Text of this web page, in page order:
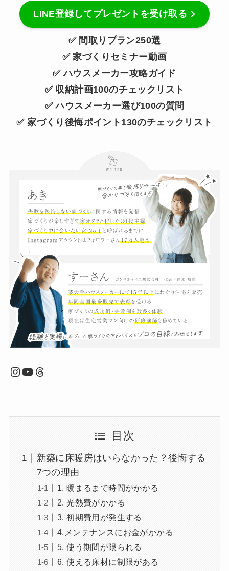
LINE登録してプレゼントを受け取る
✅ 間取りプラン250選
✅ 家づくりセミナー動画
✅ ハウスメーカー攻略ガイド
✅ 収納計画100のチェックリスト
✅ ハウスメーカー選び100の質問
✅ 家づくり後悔ポイント130のチェックリスト
Instagram
YouTube
Threads
目次
新築に床暖房はいらなかった？後悔する
7つの理由
1. 暖まるまで時間がかかる
2. 光熱費がかかる
3. 初期費用が発生する
4.メンテナンスにお金がかかる
5. 使う期間が限られる
6. 使える床材に制限がある